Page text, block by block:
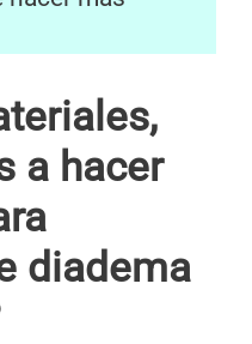
a hacer
diadema